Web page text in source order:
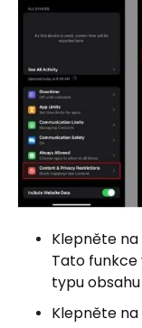
Klepněte na
Tato funkce
typu
Klepněte na